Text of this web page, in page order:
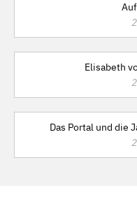
Elisabeth
Das Portal und die